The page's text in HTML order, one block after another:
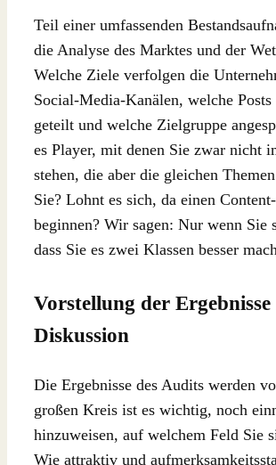
Teil einer umfassenden
die Analyse des Marktes und der
Welche Ziele verfolgen die
Social-Media-Kanälen, welche Posts
geteilt und welche Zielgruppe
es Player, mit denen Sie zwar nicht
stehen, die aber die gleichen
Sie? Lohnt es sich, da einen
beginnen? Wir sagen: Nur wenn Sie
dass Sie es zwei Klassen besser
Vorstellung der Ergebnisse
Diskussion
Die Ergebnisse des Audits werden
großen Kreis ist es wichtig, noch
hinzuweisen, auf welchem Feld Sie
Wie attraktiv und